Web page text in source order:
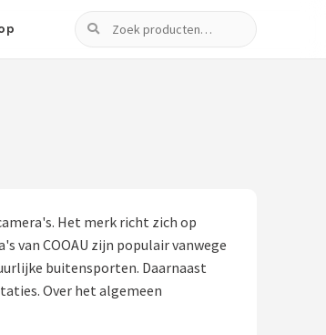
Zoeken
Het merk richt zich op
van COOAU zijn populair vanwege
buitensporten. Daarnaast
Over het algemeen